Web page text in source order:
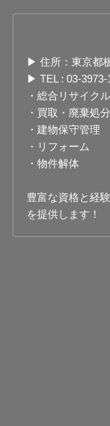
▶ 住所：東京都
▶ TEL : 03-3973-
・総合リサイク
・買取・廃棄処
・建物保守管理
・リフォーム
・物件解体
豊富な資格と経
を提供します！